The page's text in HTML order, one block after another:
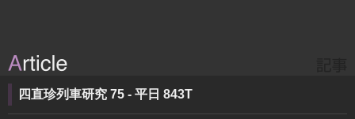
四直珍列車研究 75 - 平日 843T